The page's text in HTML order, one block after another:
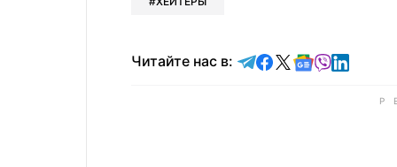
Читайте нас в: Читайте в Telegram
Читайте в
Читайте в X
Читайте в
Читайте